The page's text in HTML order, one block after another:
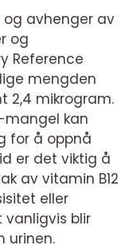
og avhenger av
og
Reference
mengden
2,4 mikrogram.
mangel kan
for å oppnå
er det viktig å
av vitamin B12
eller
vanligvis blir
urinen.